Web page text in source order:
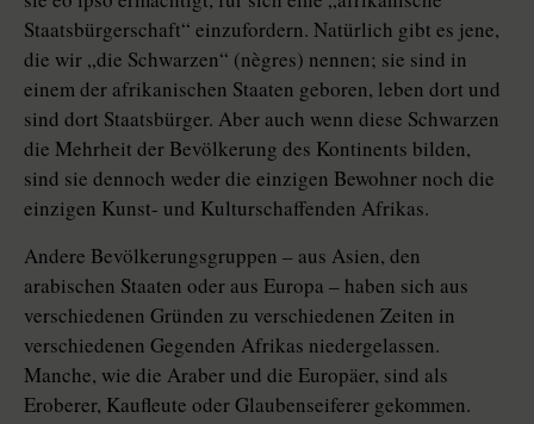
Staatsbürgerschaft“ einzufordern. Natürlich gibt es jene,
die wir „die Schwarzen“ (nègres) nennen; sie sind in
einem der afrikanischen Staaten geboren, leben dort und
sind dort Staatsbürger. Aber auch wenn diese Schwarzen
die Mehrheit der Bevölkerung des Kontinents bilden,
sind sie dennoch weder die einzigen Bewohner noch die
einzigen Kunst- und Kulturschaffenden Afrikas.
Andere Bevölkerungsgruppen – aus Asien, den
arabischen Staaten oder aus Europa – haben sich aus
verschiedenen Gründen zu verschiedenen Zeiten in
verschiedenen Gegenden Afrikas niedergelassen.
Manche, wie die Araber und die Europäer, sind als
Eroberer, Kaufleute oder Glaubenseiferer gekommen.